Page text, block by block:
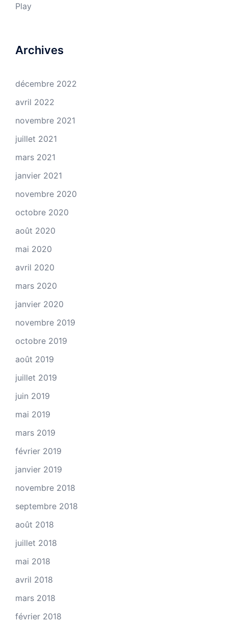
Play
Archives
décembre 2022
avril 2022
novembre 2021
juillet 2021
mars 2021
janvier 2021
novembre 2020
octobre 2020
août 2020
mai 2020
avril 2020
mars 2020
janvier 2020
novembre 2019
octobre 2019
août 2019
juillet 2019
juin 2019
mai 2019
mars 2019
février 2019
janvier 2019
novembre 2018
septembre 2018
août 2018
juillet 2018
mai 2018
avril 2018
mars 2018
février 2018